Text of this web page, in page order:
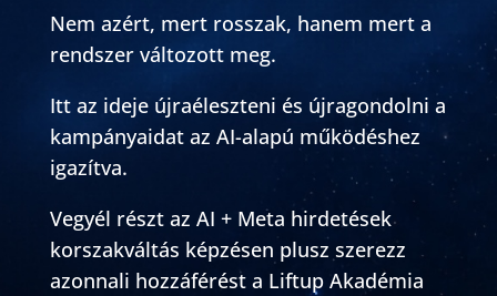
Nem azért, mert rosszak, hanem mert a
rendszer változott meg.
Itt az ideje újraéleszteni és újragondolni a
kampányaidat az AI-alapú működéshez
igazítva.
Vegyél részt az AI + Meta hirdetések
korszakváltás képzésen plusz szerezz
azonnali hozzáférést a Liftup Akadémia